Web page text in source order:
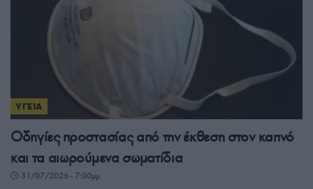
ΥΓΕΙΑ
Οδηγίες προστασίας από την έκθεση στον καπνό
και τα αιωρούμενα σωματίδια
31/07/2026 - 7:00μμ